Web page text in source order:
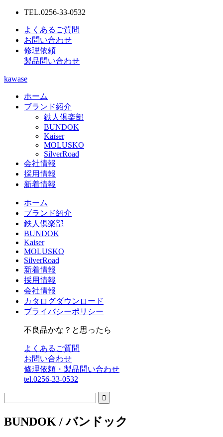
TEL.0256-33-0532
よくあるご質問
お問い合わせ
修理依頼
製品問い合わせ
kawase
ホーム
ブランド紹介
鉄人倶楽部
BUNDOK
Kaiser
MOLUSKO
SilverRoad
会社情報
採用情報
新着情報
ホーム
ブランド紹介
鉄人倶楽部
BUNDOK
Kaiser
MOLUSKO
SilverRoad
新着情報
採用情報
会社情報
カタログダウンロード
プライバシーポリシー
不良品かな？と思ったら
よくあるご質問
お問い合わせ
修理依頼・製品問い合わせ
tel.0256-33-0532

BUNDOK / バンドック